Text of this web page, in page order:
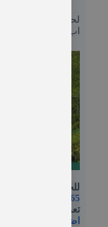
لحجز جولة شلال
اب على الرقم التالي ‎‪+90 552 447 42 65‬
للحجز والتواصل
447 42 65‬
تعرف على اجمل
اضغط هنا